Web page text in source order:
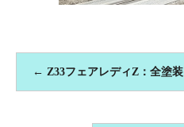
← Z33フェアレディZ：全塗装